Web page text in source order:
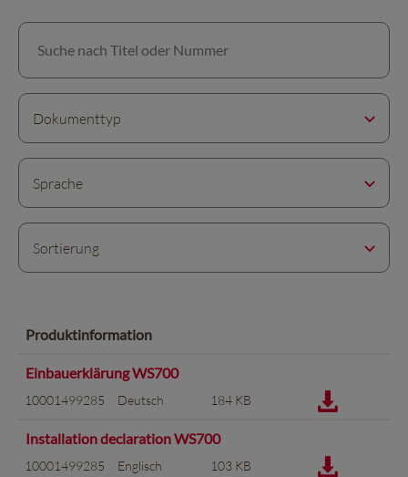
Suche nach Titel oder Nummer
Dokumenttyp
Sprache
Sortierung
Produktinformation
Einbauerklärung WS700
10001499285 Deutsch 184 KB
Installation declaration WS700
10001499285 Englisch 103 KB